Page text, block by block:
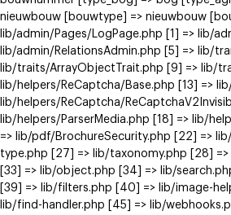
nieuwbouw [bouwtype] => nieuwbouw
lib/admin/Pages/LogPage.php [1] => lib/
lib/admin/RelationsAdmin.php [5] => lib/
lib/traits/ArrayObjectTrait.php [9] => lib/
lib/helpers/ReCaptcha/Base.php [13] =>
lib/helpers/ReCaptcha/
lib/helpers/ParserMedia.php [18] => lib/
=> lib/pdf/BrochureSecurity.php [22] =>
type.php [27] => lib/taxonomy.php [28]
[33] => lib/object.php [34] => lib/
[39] => lib/filters.php [40] => lib/image-
lib/find-handler.php [45] => lib/